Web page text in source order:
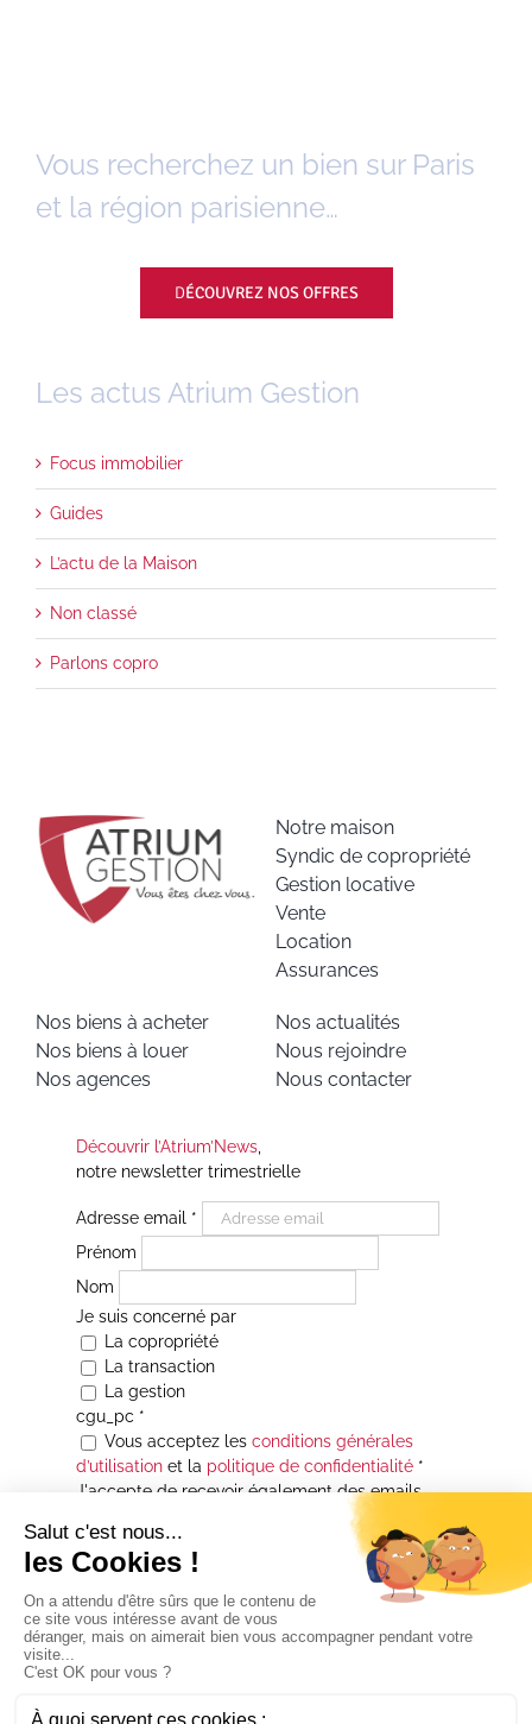
Vous recherchez un bien sur Paris
et la région parisienne…
DÉCOUVREZ NOS OFFRES
Les actus Atrium Gestion
Focus immobilier
Guides
L’actu de la Maison
Non classé
Parlons copro
Notre maison
Syndic de copropriété
Gestion locative
Vente
Location
Assurances
Nos biens à acheter
Nos biens à louer
Nos agences
Nos actualités
Nous rejoindre
Nous contacter
Découvrir l’Atrium’News,
notre newsletter trimestrielle
Adresse email *
Prénom
Nom
Je suis concerné par
La copropriété
La transaction
La gestion
cgu_pc *
Vous acceptez les conditions générales
d’utilisationet la politique de confidentialité*
J'accepte de recevoir également des emails
Je souhaite être informé(e) de toutes les
actualités immobilières des agences de la
Maison Atrium Gestion. À tout moment, vous
pourrez utiliser le lien de désabonnement
intégré aux courriers électroniques qui vous
seront envoyés.
* Champs obligatoires